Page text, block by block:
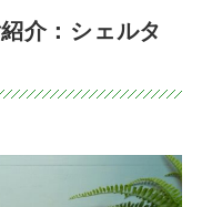
介：シェルタ